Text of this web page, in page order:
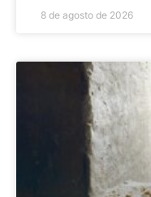
8 de agosto de 2026